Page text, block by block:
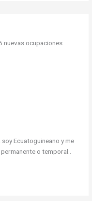
nuevas ocupaciones
Ecuatoguineano y me
o temporal..